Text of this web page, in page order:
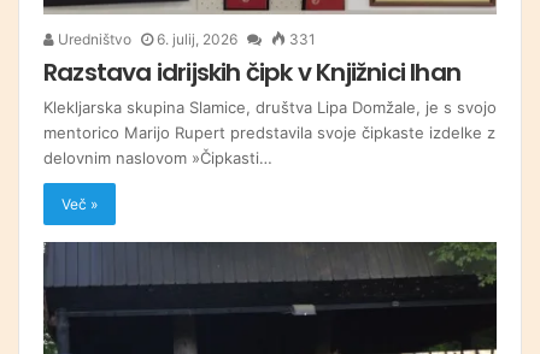
Uredništvo 6. julij, 2026 331
Razstava idrijskih čipk v Knjižnici Ihan
Klekljarska skupina Slamice, društva Lipa Domžale, je s svojo
mentorico Marijo Rupert predstavila svoje čipkaste izdelke z
delovnim naslovom »Čipkasti…
Več »